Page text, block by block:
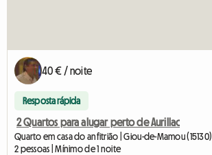
40 € / noite
Resposta rápida
2 Quartos para alugar perto de Aurillac
Quarto em casa do anfitrião | Giou-de-Mamou (15130)
2 pessoas | Mínimo de 1 noite